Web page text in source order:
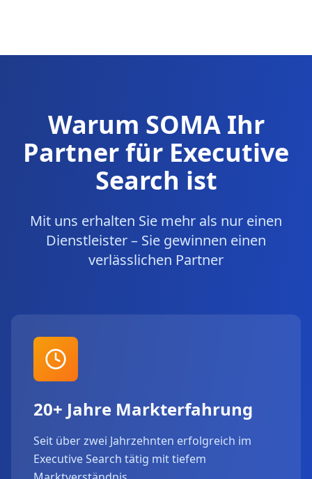
Warum SOMA Ihr
Partner für Executive
Search ist
Mit uns erhalten Sie mehr als nur einen
Dienstleister – Sie gewinnen einen
verlässlichen Partner
20+ Jahre Markterfahrung
Seit über zwei Jahrzehnten erfolgreich im
Executive Search tätig mit tiefem